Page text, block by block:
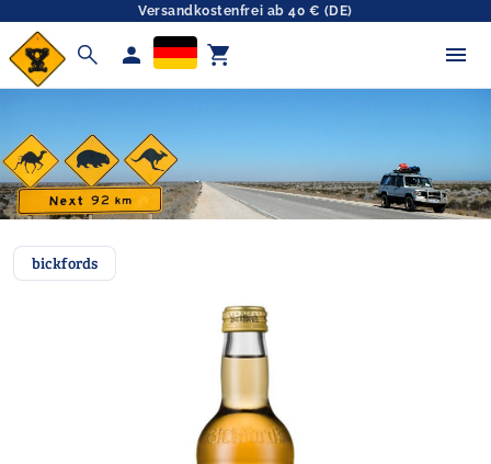
Versandkostenfrei ab 40 € (DE)
search person shopping_cart
bickfords